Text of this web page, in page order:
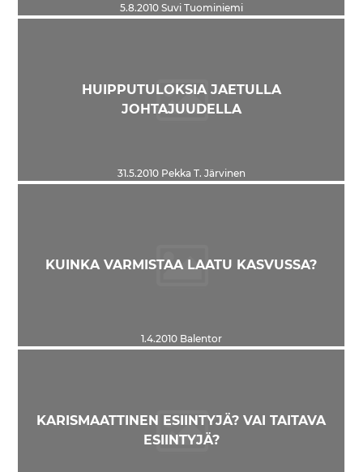
5.8.2010Suvi Tuominiemi
HUIPPUTULOKSIA JAETULLA
JOHTAJUUDELLA
31.5.2010Pekka T. Järvinen
KUINKA VARMISTAA LAATU KASVUSSA?
1.4.2010Balentor
KARISMAATTINEN ESIINTYJÄ? VAI TAITAVA
ESIINTYJÄ?